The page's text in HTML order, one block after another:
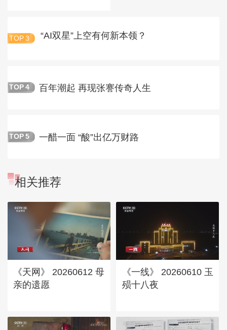
TOP 3 “AI双星”上空有何新本领？
TOP 4 百年潮起 再现张謇传奇人生
TOP 5 一醋一面 “酸”出亿万财路
相关推荐
《天网》 20260612 母
亲的遗愿
《一线》 20260610 玉
殒十八夜